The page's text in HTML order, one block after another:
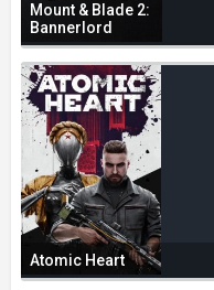
Mount & Blade 2:
Bannerlord
Atomic Heart